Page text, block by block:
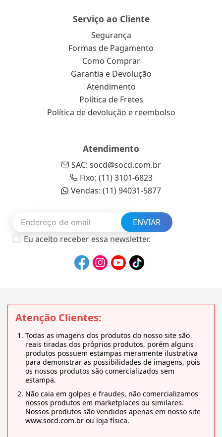
Serviço ao Cliente
Segurança
Formas de Pagamento
Como Comprar
Garantia e Devolução
Atendimento
Política de Fretes
Política de devolução e reembolso
Atendimento
SAC: socd@socd.com.br
Fixo: (11) 3101-6823
Vendas: (11) 94031-5877
ENVIAR
Eu aceito receber essa newsletter.
Atenção Clientes:
Todas as imagens dos produtos do nosso site são
reais tiradas dos próprios produtos, porém alguns
produtos possuem estampas meramente ilustrativa
para demonstrar as possibilidades de imagens, pois
os nossos produtos são comercializados sem
estampa.
Não caia em golpes e fraudes, não comercializamos
nossos produtos em marketplaces ou similares.
Nossos produtos são vendidos apenas em nosso site
www.socd.com.br ou loja física.